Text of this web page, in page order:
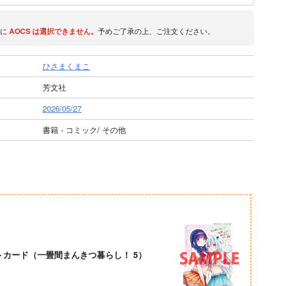
AOCSは選択できません。 予めご了承の上、ご注文ください。
ひさまくまこ
芳文社
2026/05/27
書籍 - コミック/ その他
カード（一畳間まんきつ暮らし！ 5）